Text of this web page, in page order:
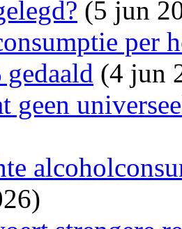
(5 jun
per
(4 jun
geen